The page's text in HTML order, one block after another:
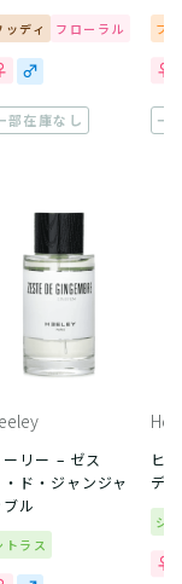
ッディ フローラル
部在庫なし
フ
一
ーリー – ゼス
・ド・ジャンジャ
ブル
トラス
ヒ
デ
シ